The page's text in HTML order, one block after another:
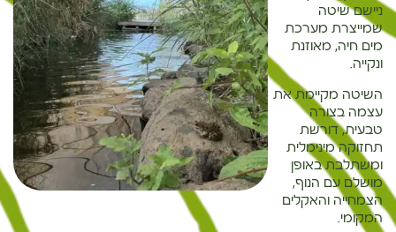
ניישם שיטה
שמייצרת מערכת
מים חיה, מאוזנת
ונקייה.
השיטה מקיימת את
עצמה בצורה
טבעית, דורשת
תחזוקה מינימלית
ומשתלבת באופן
מושלם עם הנוף,
הצמחייה והאקלים
המקומי.